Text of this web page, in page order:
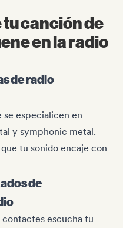
canción de
en la radio
de radio
especialicen en
y symphonic metal.
tu sonido encaje con
de
contactes escucha tu